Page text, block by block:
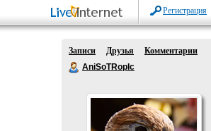
Регистрация
Записи Друзья
Комментарии
AniSoTRopIc